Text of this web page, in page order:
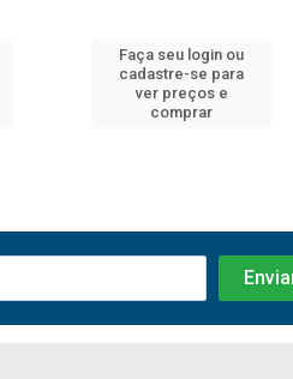
Faça seu login ou
cadastre-se para
ver preços e
comprar